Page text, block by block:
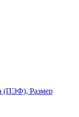
(ПЭФ), Размер